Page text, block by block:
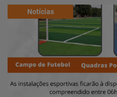
Notícias